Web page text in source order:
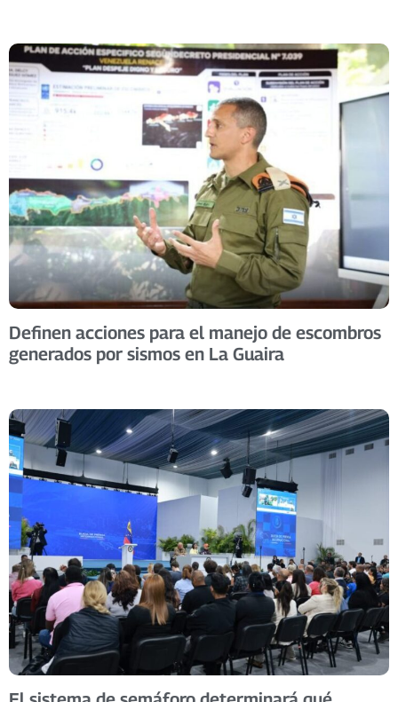
Definen acciones para el manejo de escombros
generados por sismos en La Guaira